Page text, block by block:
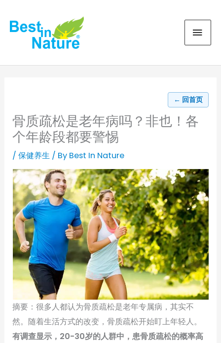
content
← 回首页
骨质疏松是老年病吗？非也！各
个年龄段都要警惕
/保健养生 / By Best In Nature
摘要：很多人都认为骨质疏松是老年专属病，其实不
然。随着生活方式的改变，骨质疏松开始盯上年轻人。
有调查显示，20-30岁的人群中，患骨质疏松的概率高